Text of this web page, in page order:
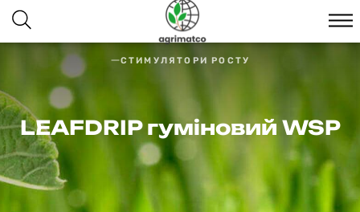
СТИМУЛЯТОРИ РОСТУ
LEAFDRIP гуміновий WSP